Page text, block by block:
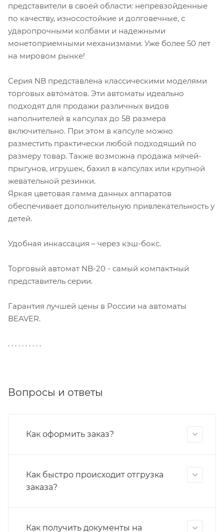
представители в своей области: непревзойденные
по качеству, износостойкие и долговечные, с
ударопрочными колбами и надежными
монетоприемными механизмами. Уже более 50 лет
на мировом рынке!
Серия NB представлена классическими моделями
торговых автоматов. Эти автоматы идеально
подходят для продажи различных видов
наполнителей в капсулах до 58 размера
включительно. При этом в капсуле можно
разместить практически любой подходящий по
размеру товар. Также возможна продажа мячей-
прыгунов, игрушек, бахил в капсулах или крупной
жевательной резинки.
Яркая цветовая гамма данных аппаратов
обеспечивает дополнительную привлекательность у
детей.
Удобная инкассация – через кэш-бокс.
Торговый автомат NB-20 - самый компактный
представитель серии.
Гарантия лучшей цены в России на автоматы
BEAVER.
. . . . . . . . . .
Вопросы и ответы
Как оформить заказ?
Как быстро происходит отгрузка
заказа?
Как получить документы на